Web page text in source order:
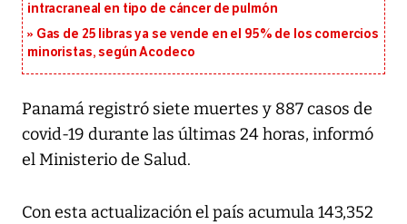
intracraneal en tipo de cáncer de pulmón
Gas de 25 libras ya se vende en el 95% de los comercios
minoristas, según Acodeco
Panamá registró siete muertes y 887 casos de
covid-19 durante las últimas 24 horas, informó
el Ministerio de Salud.
Con esta actualización el país acumula 143,352